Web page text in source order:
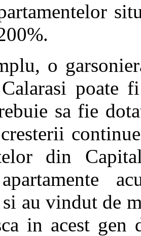
o
Calarasi
sa fie
din
au vindut de
in acest